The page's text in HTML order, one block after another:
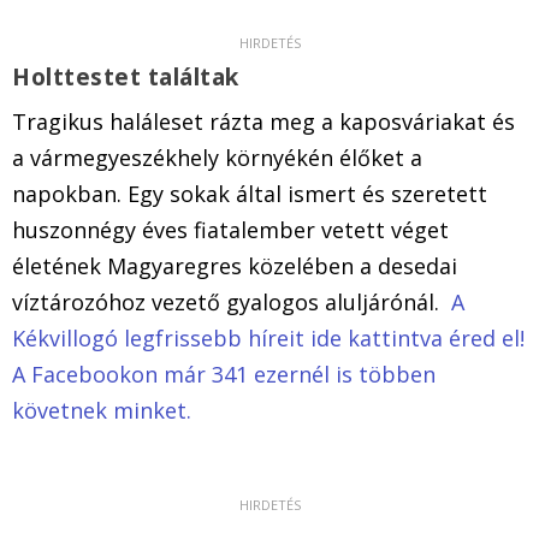
Holttestet találtak
Tragikus haláleset rázta meg a kaposváriakat és
a vármegyeszékhely környékén élőket a
napokban. Egy sokak által ismert és szeretett
huszonnégy éves fiatalember vetett véget
életének Magyaregres közelében a desedai
víztározóhoz vezető gyalogos aluljárónál. A
Kékvillogó legfrissebb híreit ide kattintva éred el!
A Facebookon már 341 ezernél is többen
követnek minket.